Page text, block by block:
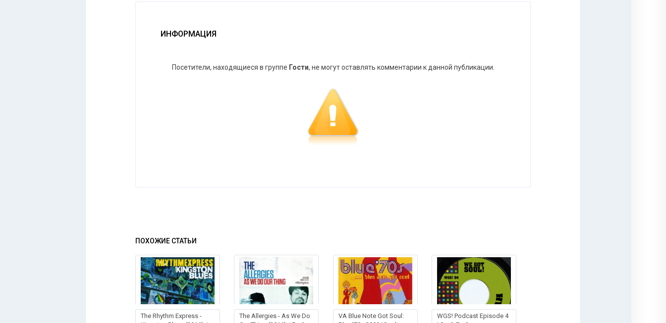
ИНФОРМАЦИЯ
Посетители, находящиеся в группе Гости, не могут оставлять комментарии к данной публикации.
ПОХОЖИЕ СТАТЬИ
The Rhythm Express -
The Allergies - As We Do
VA Blue Note Got Soul:
WGS! Podcast Episode 4